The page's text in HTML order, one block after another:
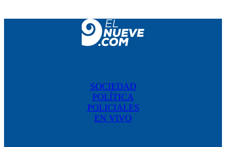
SOCIEDAD
POLÍTICA
POLICIALES
EN VIVO